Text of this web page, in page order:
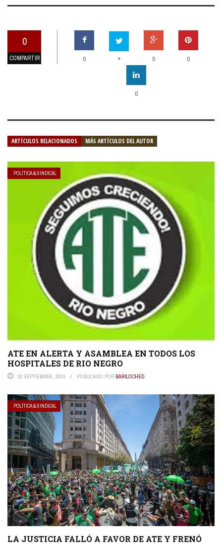
0
COMPARTIR 0 + 0 0
0
ARTÍCULOS RELACIONADOS MÁS ARTÍCULOS DEL AUTOR
POLÍTICA & SINDICAL
ATE EN ALERTA Y ASAMBLEA EN TODOS LOS
HOSPITALES DE RIO NEGRO
18 SEPTIEMBRE, 2024 PUBLICADO POR BARILOCHED
POLÍTICA & SINDICAL
LA JUSTICIA FALLÓ A FAVOR DE ATE Y FRENÓ